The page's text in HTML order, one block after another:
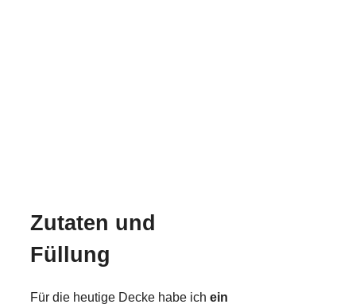
Zutaten und
Füllung
Für die heutige Decke habe ich ein